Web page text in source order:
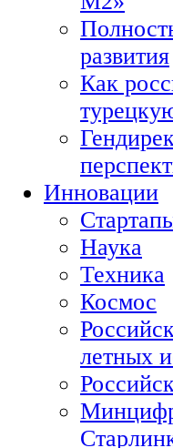
развития
Как
Инновации
Наука
Техника
Космос
летных